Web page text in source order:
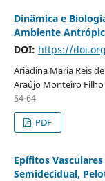
Dinâmica e
Ambiente
DOI: https://
Ariádina Maria Reis
Araújo Monteiro Filho
54-64
PDF
Epífitos
Semidecidual,